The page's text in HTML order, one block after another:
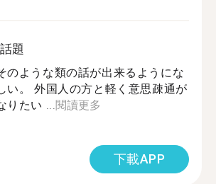
題
のような類の話が出来るようにな
い。 外国人の方と軽く意思疎通が
りたい ... 閱讀更多
下載APP